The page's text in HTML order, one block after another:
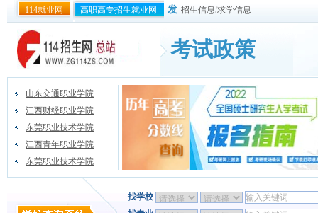
114就业网 高职高专招生就业网 发 招生信息/求学信息
考试政策
山东交通职业学院
江西财经职业学院
东莞职业技术学院
江西青年职业学院
东莞职业技术学院
找学校